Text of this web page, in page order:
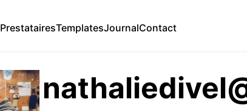
PrestatairesTemplatesJournalContact